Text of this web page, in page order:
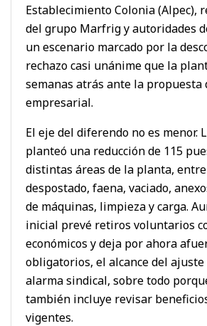
Establecimiento Colonia (Alpec),
del grupo Marfrig y autoridades
un escenario marcado por la
rechazo casi unánime que la
semanas atrás ante la
empresarial.
El eje del diferendo no es menor.
planteó una reducción de 115
distintas áreas de la planta,
despostado, faena, vaciado,
de máquinas, limpieza y carga.
inicial prevé retiros voluntarios
económicos y deja por ahora
obligatorios, el alcance del
alarma sindical, sobre todo
también incluye revisar
vigentes.